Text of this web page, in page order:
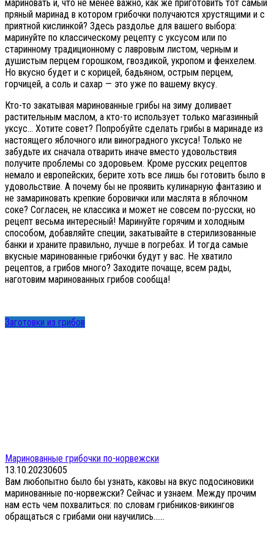
мариновать и, что не менее важно, как же приготовить тот самый
пряный маринад в котором грибочки получаются хрустящими и с
приятной кислинкой? Здесь раздолье для вашего выбора:
маринуйте по классическому рецепту с уксусом или по
старинному традиционному с лавровым листом, черным и
душистым перцем горошком, гвоздикой, укропом и фенхелем.
Но вкусно будет и с корицей, бадьяном, острым перцем,
горчицей, а соль и сахар — это уже по вашему вкусу.
Кто-то закатывая маринованные грибы на зиму доливает
растительным маслом, а кто-то использует только магазинный
уксус… Хотите совет? Попробуйте сделать грибы в маринаде из
настоящего яблочного или виноградного уксуса! Только не
забудьте их сначала отварить иначе вместо удовольствия
получите проблемы со здоровьем. Кроме русских рецептов
немало и европейских, берите хоть все лишь бы готовить было в
удовольствие. А почему бы не проявить кулинарную фантазию и
не замариновать крепкие боровички или маслята в яблочном
соке? Согласен, не классика и может не совсем по-русски, но
рецепт весьма интересный! Маринуйте горячим и холодным
способом, добавляйте специи, закатывайте в стерилизованные
банки и храните правильно, лучше в погребах. И тогда самые
вкусные маринованные грибочки будут у вас. Не хватило
рецептов, а грибов много? Заходите почаще, всем рады,
наготовим маринованных грибов сообща!
Заготовки из грибов
Маринованные грибочки по-норвежски
13.10.20230605
Вам любопытно было бы узнать, каковы на вкус подосиновики
маринованные по-норвежски? Сейчас и узнаем. Между прочим
нам есть чем похвалиться: по словам грибников-викингов
обращаться с грибами они научились…...